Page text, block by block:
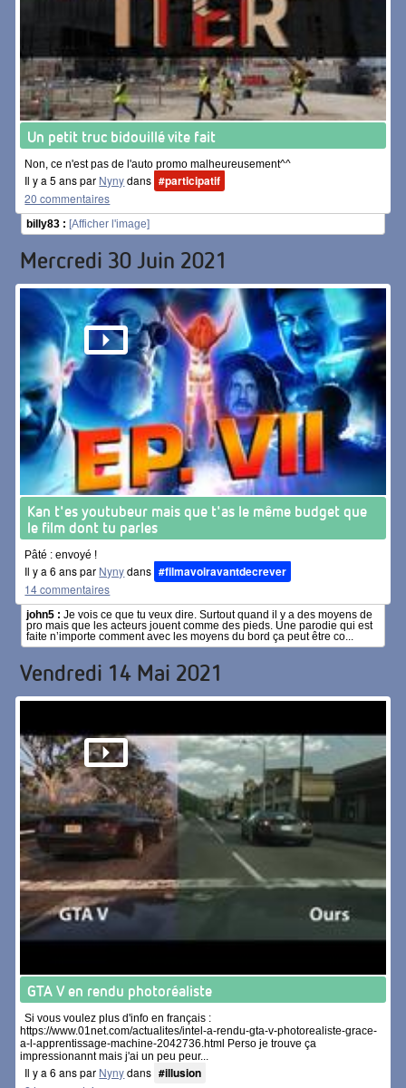
Un petit truc bidouillé vite fait
Non, ce n'est pas de l'auto promo malheureusement^^
Il y a 5 ans par Nynydans #participatif
20 commentaires
billy83 : [Afficher l'image]
Mercredi 30 Juin 2021
Kan t'es youtubeur mais que t'as le même budget que
le film dont tu parles
Pâté : envoyé !
Il y a 6 ans par Nynydans #filmavoiravantdecrever
14 commentaires
john5 : Je vois ce que tu veux dire. Surtout quand il y a des moyens de
pro mais que les acteurs jouent comme des pieds. Une parodie qui est
faite n’importe comment avec les moyens du bord ça peut être co...
Vendredi 14 Mai 2021
GTA V en rendu photoréaliste
Si vous voulez plus d'info en français :
https://www.01net.com/actualites/intel-a-rendu-gta-v-photorealiste-grace-
a-l-apprentissage-machine-2042736.html Perso je trouve ça
impressionannt mais j'ai un peu peur...
Il y a 6 ans par Nynydans #illusion